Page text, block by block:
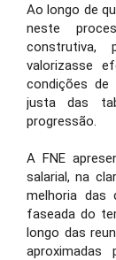
Ao longo de
neste
construtiva,
valorizasse
condições de
justa das
progressão.
A FNE
salarial, na
melhoria das
faseada do
longo das